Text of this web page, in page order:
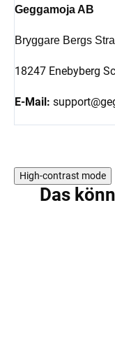
Geggamoja AB
Bryggare Bergs
18247 Enebyberg
E-Mail:
High-contrast mode
Das